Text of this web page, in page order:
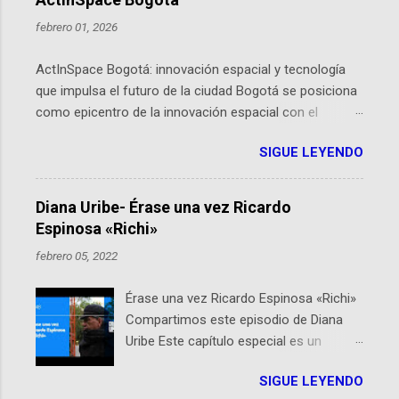
febrero 01, 2026
ActInSpace Bogotá: innovación espacial y tecnología
que impulsa el futuro de la ciudad Bogotá se posiciona
como epicentro de la innovación espacial con el
hackathon global que convierte tecnologías de la
Agencia Espacial Europea en soluciones prácticas para
la vida cotidiana. Este evento, organizado por el
Planetario de Bogotá del Idartes y la Universidad de los
Andes, reúne a expertos como el presidente de Airbus
Colombia y líderes del sector aeroespacial para inspirar
por qué importa en Bogotá ActInSpace es una
competencia mundial que opera en más de 60
ciudades, donde participantes tienen 24 horas para
idear startups basadas en tecnologías espaciales
como satélites y datos orbitales. En Bogotá, arranca
SIGUE LEYENDO
Diana Uribe- Érase una vez Ricardo
Espinosa «Richi»
febrero 05, 2022
Érase una vez Ricardo Espinosa «Richi»
Compartimos este episodio de Diana
Uribe Este capítulo especial es un
encuentran en el espíritu de este
SIGUE LEYENDO